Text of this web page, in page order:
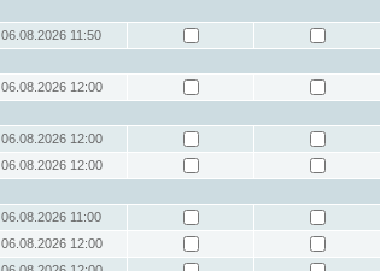
06.08.2026 11:50
06.08.2026 12:00
06.08.2026 12:00
06.08.2026 12:00
06.08.2026 11:00
06.08.2026 12:00